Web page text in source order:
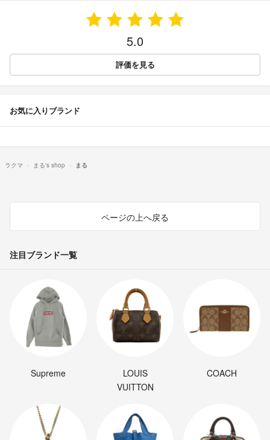
5.0
評価を見る
お気に入りブランド
ラクマ まる's shop まる
ページの上へ戻る
注目ブランド一覧
Supreme
LOUIS
VUITTON
COACH